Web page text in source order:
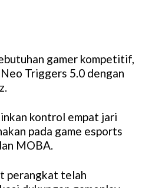
gamer kompetitif,
Triggers 5.0 dengan
kontrol empat jari
pada game esports
MOBA.
perangkat telah